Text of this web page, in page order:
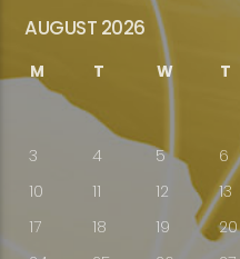
AUGUST 2026
M T W T
3
4 5 6
10
11 12 13
17
18 19 20